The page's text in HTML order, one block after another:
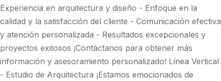
Experiencia en arquitectura y diseño - Enfoque en la
calidad y la satisfacción del cliente - Comunicación efectiva
y atención personalizada - Resultados excepcionales y
proyectos exitosos ¡Contáctanos para obtener más
información y asesoramiento personalizado! Línea Vertical
- Estudio de Arquitectura ¡Estamos emocionados de